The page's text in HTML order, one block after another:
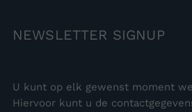
NEWSLETTER SIGNUP
U kunt op elk gewenst moment
Hiervoor kunt u de